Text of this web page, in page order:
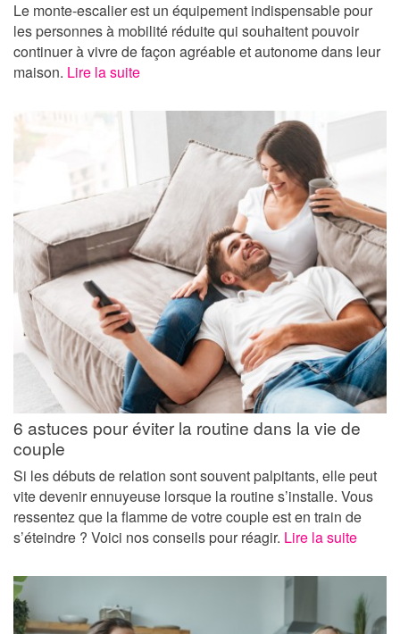
Le monte-escalier est un équipement indispensable pour
les personnes à mobilité réduite qui souhaitent pouvoir
continuer à vivre de façon agréable et autonome dans leur
maison. Lire la suite
6 astuces pour éviter la routine dans la vie de
couple
Si les débuts de relation sont souvent palpitants, elle peut
vite devenir ennuyeuse lorsque la routine s’installe. Vous
ressentez que la flamme de votre couple est en train de
s’éteindre ? Voici nos conseils pour réagir. Lire la suite